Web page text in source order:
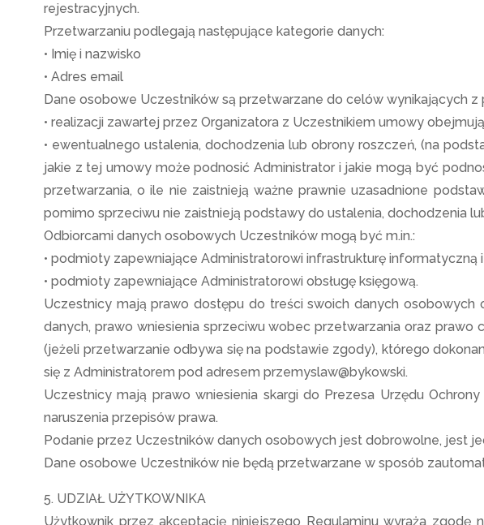
rejestracyjnych.
Przetwarzaniu podlegają następujące kategorie danych:
• Imię i nazwisko
• Adres email
Dane osobowe Uczestników są przetwarzane do celów wynikających
• realizacji zawartej przez Organizatora z Uczestnikiem umowy
• ewentualnego ustalenia, dochodzenia lub obrony roszczeń, (na
jakie z tej umowy może podnosić Administrator i jakie mogą być
przetwarzania, o ile nie zaistnieją ważne prawnie uzasadnione
pomimo sprzeciwu nie zaistnieją podstawy do ustalenia, dochodzenia
Odbiorcami danych osobowych Uczestników mogą być m.in.:
• podmioty zapewniające Administratorowi infrastrukturę informatyczną
• podmioty zapewniające Administratorowi obsługę księgową.
Uczestnicy mają prawo dostępu do treści swoich danych osobowych
danych, prawo wniesienia sprzeciwu wobec przetwarzania oraz
(jeżeli przetwarzanie odbywa się na podstawie zgody), którego
się z Administratorem pod adresem przemyslaw@bykowski.
Uczestnicy mają prawo wniesienia skargi do Prezesa Urzędu
naruszenia przepisów prawa.
Podanie przez Uczestników danych osobowych jest dobrowolne, jest
Dane osobowe Uczestników nie będą przetwarzane w sposób
5. UDZIAŁ UŻYTKOWNIKA
Użytkownik przez akceptację niniejszego Regulaminu wyraża